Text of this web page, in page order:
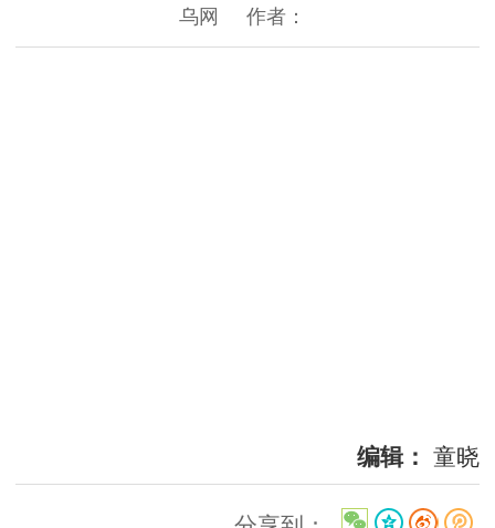
乌网
作者：
编辑： 童晓